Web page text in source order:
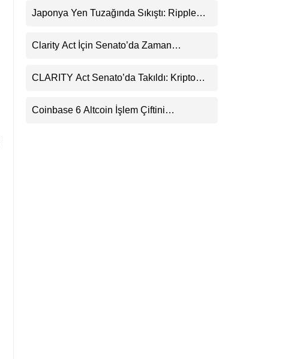
Uyarı
Japonya Yen Tuzağında Sıkıştı: Ripple
Clarity Act İçin Senato’da Zaman
CLARITY Act Senato’da Takıldı: Kripto
Coinbase 6 Altcoin İşlem Çiftini